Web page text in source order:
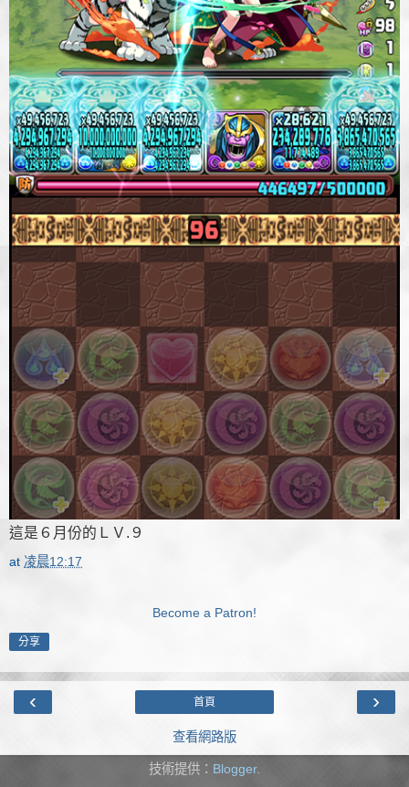
這是６月份的ＬＶ.９
at 凌晨12:17
Become a Patron!
分享
‹ ›
首頁
查看網路版
技術提供： Blogger.